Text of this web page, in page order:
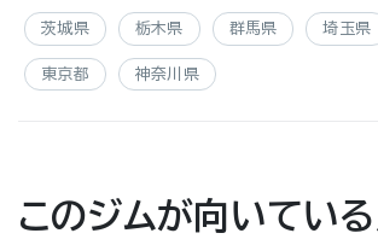
茨城県 栃木県 群馬県 埼玉県
東京都 神奈川県
このジムが向いてい